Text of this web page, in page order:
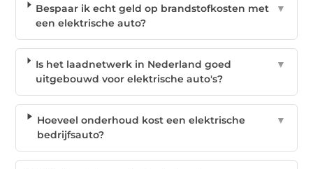
Bespaar ik echt geld op brandstofkosten met
een elektrische auto?
▼
Is het laadnetwerk in Nederland goed
uitgebouwd voor elektrische auto's?
▼
Hoeveel onderhoud kost een elektrische
bedrijfsauto?
▼